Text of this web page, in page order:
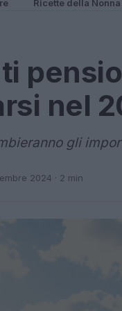
Ricette della Nonna
nel
gli
2024 · 2 min